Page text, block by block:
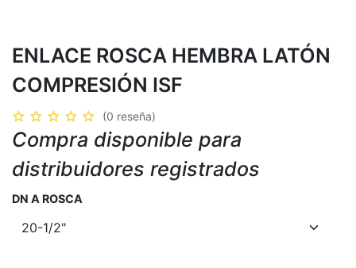
ENLACE ROSCA HEMBRA LATÓN
COMPRESIÓN ISF
(0 reseña)
Compra disponible para
distribuidores registrados
DN A ROSCA